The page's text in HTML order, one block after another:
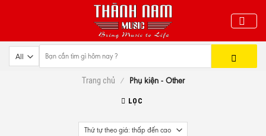
Trang chủ / Phụ kiện - Other
LỌC